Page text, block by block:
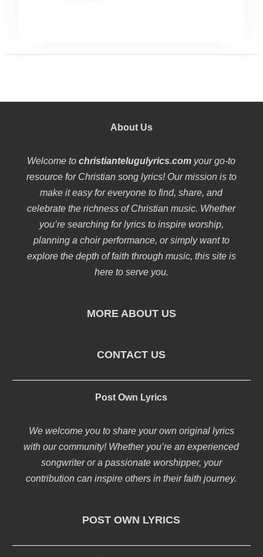
About Us
Welcome tochristiantelugulyrics.com your go-to
resource for Christian song lyrics! Our mission is to
make it easy for everyone to find, share, and
celebrate the richness of Christian music. Whether
you’re searching for lyrics to inspire worship,
planning a choir performance, or simply want to
explore the depth of faith through music, this site is
here to serve you.
MORE ABOUT US
CONTACT US
Post Own Lyrics
We welcome you to share your own original lyrics
with our community! Whether you’re an experienced
songwriter or a passionate worshipper, your
contribution can inspire others in their faith journey.
POST OWN LYRICS